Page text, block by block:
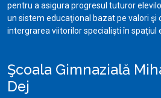
pentru a asigura progresul tuturor
un sistem educaţional bazat pe valori şi
intergrarea viitorilor specialişti în spaţiul
Şcoala Gimnazială
Dej